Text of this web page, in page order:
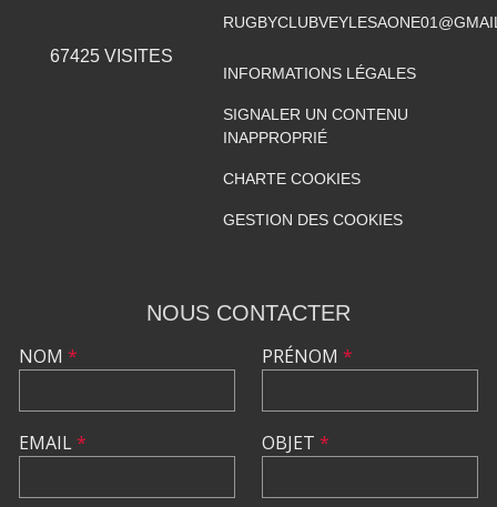
67425VISITES
INFORMATIONS LÉGALES
SIGNALER UN CONTENU
INAPPROPRIÉ
CHARTE COOKIES
GESTION DES COOKIES
NOUS CONTACTER
NOM *
EMAIL*
PRÉNOM *
OBJET *